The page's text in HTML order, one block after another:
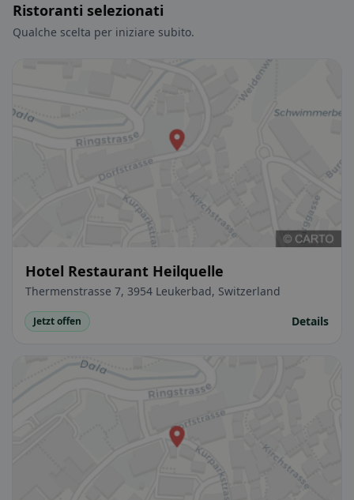
Ristoranti selezionati
Qualche scelta per iniziare subito.
Hotel Restaurant Heilquelle
Thermenstrasse 7, 3954 Leukerbad, Switzerland
Jetzt offen Details